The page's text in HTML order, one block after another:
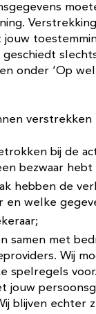
onder ‘Op
verstrekken
bij de
bezwaar hebt
hebben de
welke
samen met
Wij
spelregels
jouw
blijven echter